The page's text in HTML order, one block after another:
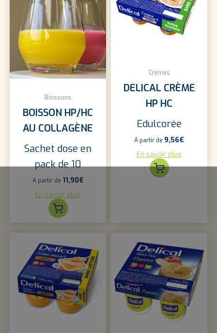
Boissons
BOISSON HP/HC
AU COLLAGÈNE
Sachet dose en
pack de 10
A partir de 11,90€
En savoir plus
Crèmes
DELICAL CRÈME
HP HC
Edulcorée
A partir de 9,56€
En savoir plus